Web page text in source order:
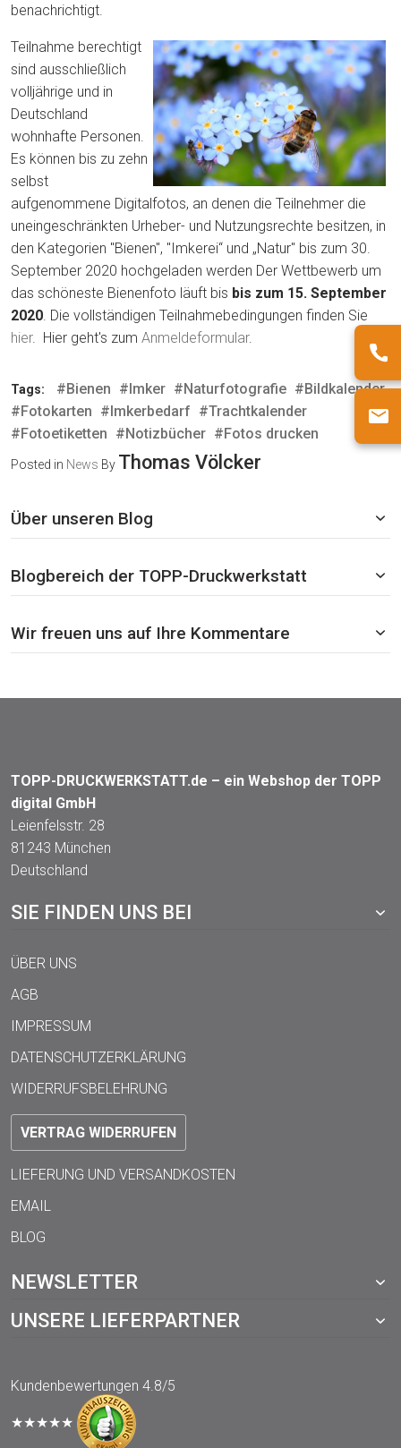
benachrichtigt.
Teilnahme berechtigt
sind ausschließlich
volljährige und in
Deutschland
wohnhafte Personen.
Es können bis zu zehn
selbst
aufgenommene Digitalfotos, an denen die Teilnehmer die
uneingeschränkten Urheber- und Nutzungsrechte besitzen, in
den Kategorien "Bienen", "Imkerei“ und „Natur" bis zum 30.
September 2020 hochgeladen werden Der Wettbewerb um
das schöneste Bienenfoto läuft bis bis zum 15. September
2020 . Die vollständigen Teilnahmebedingungen finden Sie
hier. Hier geht's zum Anmeldeformular.
Tags: #Bienen #Imker #Naturfotografie #Bildkalender
#Fotokarten #Imkerbedarf #Trachtkalender
#Fotoetiketten #Notizbücher #Fotos drucken
Posted in News By Thomas Völcker
Über unseren Blog
Blogbereich der TOPP-Druckwerkstatt
Wir freuen uns auf Ihre Kommentare
TOPP-DRUCKWERKSTATT.de – ein Webshop der TOPP
digital GmbH
Leienfelsstr. 28
81243 München
Deutschland
SIE FINDEN UNS BEI
ÜBER UNS
AGB
IMPRESSUM
DATENSCHUTZERKLÄRUNG
WIDERRUFSBELEHRUNG
VERTRAG WIDERRUFEN
LIEFERUNG UND VERSANDKOSTEN
EMAIL
BLOG
NEWSLETTER
UNSERE LIEFERPARTNER
Kundenbewertungen 4.8/5
★★★★★